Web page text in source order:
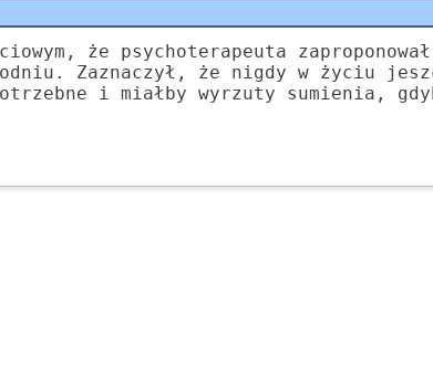
że psychoterapeuta
Zaznaczył, że nigdy w życiu
i miałby wyrzuty sumienia,